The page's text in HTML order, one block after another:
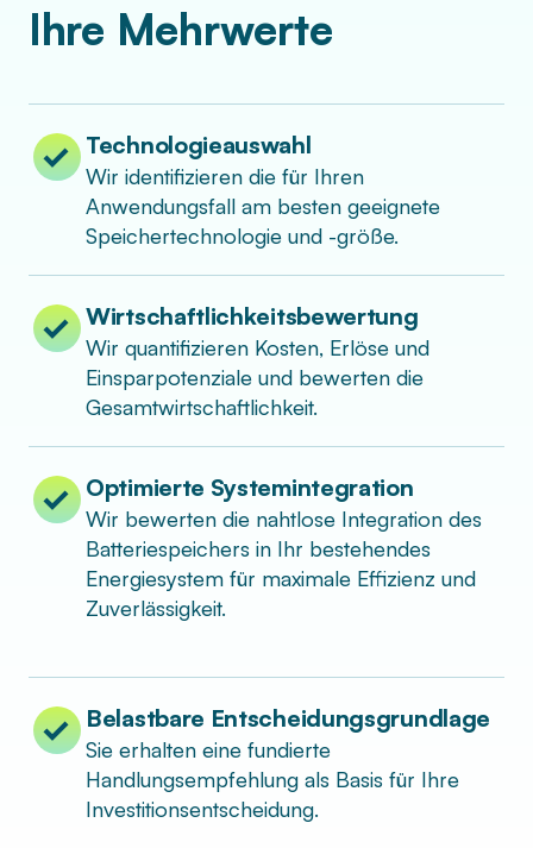
Ihre Mehrwerte
Technologieauswahl
Wir identifizieren die für Ihren
Anwendungsfall am besten geeignete
Speichertechnologie und -größe.
Wirtschaftlichkeitsbewertung
Wir quantifizieren Kosten, Erlöse und
Einsparpotenziale und bewerten die
Gesamtwirtschaftlichkeit.
Optimierte Systemintegration
Wir bewerten die nahtlose Integration des
Batteriespeichers in Ihr bestehendes
Energiesystem für maximale Effizienz und
Zuverlässigkeit.
Belastbare Entscheidungsgrundlage
Sie erhalten eine fundierte
Handlungsempfehlung als Basis für Ihre
Investitionsentscheidung.